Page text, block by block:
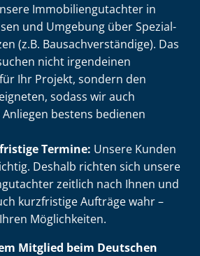
Im­mo­bi­li­en­gut­ach­ter in
und Umgebung über Spe­zi­al­
(z.B. Bau­sach­ver­stän­di­ge). Das
nicht irgendeinen
Ihr Projekt, sondern den
sodass wir auch
bestens bedienen
Termine: Unsere Kunden
Deshalb richten sich unsere
zeitlich nach Ihnen und
kurzfristige Aufträge wahr –
Möglichkeiten.
Mitglied beim Deutschen